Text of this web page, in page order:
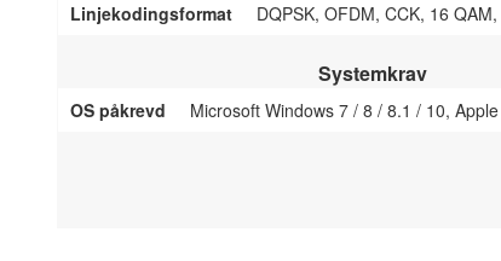
Linjekodingsformat DQPSK, OFDM, CCK, 16
Systemkrav
OS påkrevd Microsoft Windows 7 / 8 / 8.1 / 10,